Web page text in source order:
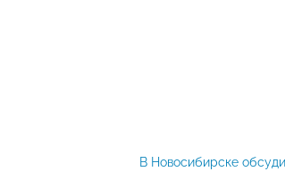
В Новосибирске